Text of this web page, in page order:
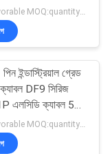
157
ফ্ল্যাট ক্যাবল
ইন্ডাস্ট্রিয়াল গ্রেড
সিরিজ
এলসিডি ক্যাবল 51
হটবার ফ্ল্যাট ক্যাবল